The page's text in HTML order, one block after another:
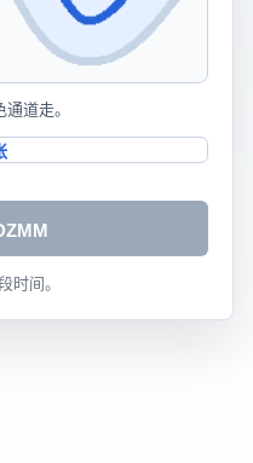
道走。
时间。